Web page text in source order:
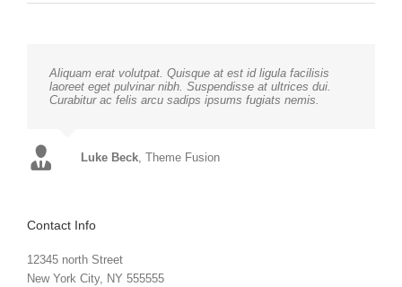
Aliquam erat volutpat. Quisque at est id ligula facilisis
laoreet eget pulvinar nibh. Suspendisse at ultrices dui.
Curabitur ac felis arcu sadips ipsums fugiats nemis.
Luke Beck Theme Fusion
Contact Info
12345 north Street
New York City, NY 555555